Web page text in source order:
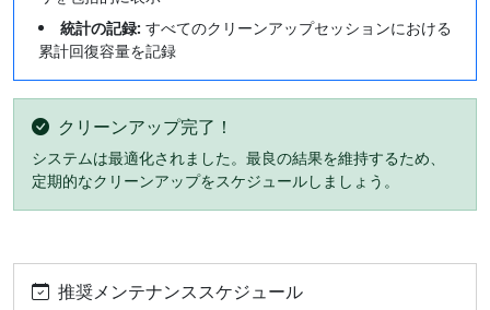
統計の記録: すべてのクリーンアップセッションにおける
累計回復容量を記録
クリーンアップ完了！
システムは最適化されました。最良の結果を維持するため、
定期的なクリーンアップをスケジュールしましょう。
推奨メンテナンススケジュール